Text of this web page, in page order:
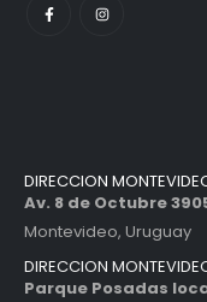
DIRECCION
Av. 8 de Octubre
Montevideo, Uruguay
DIRECCION
Parque Posadas